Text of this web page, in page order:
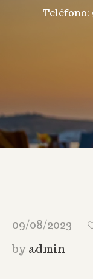
Teléfono:
09/08/2023
by admin